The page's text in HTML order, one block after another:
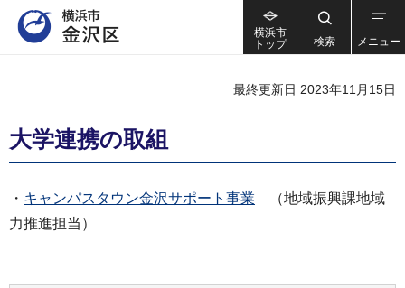
横浜市
トップ
検索 メニュー
最終更新日 2023年11月15日
大学連携の取組
・ キャンパスタウン金沢サポート事業 （地域振興課地域
力推進担当）